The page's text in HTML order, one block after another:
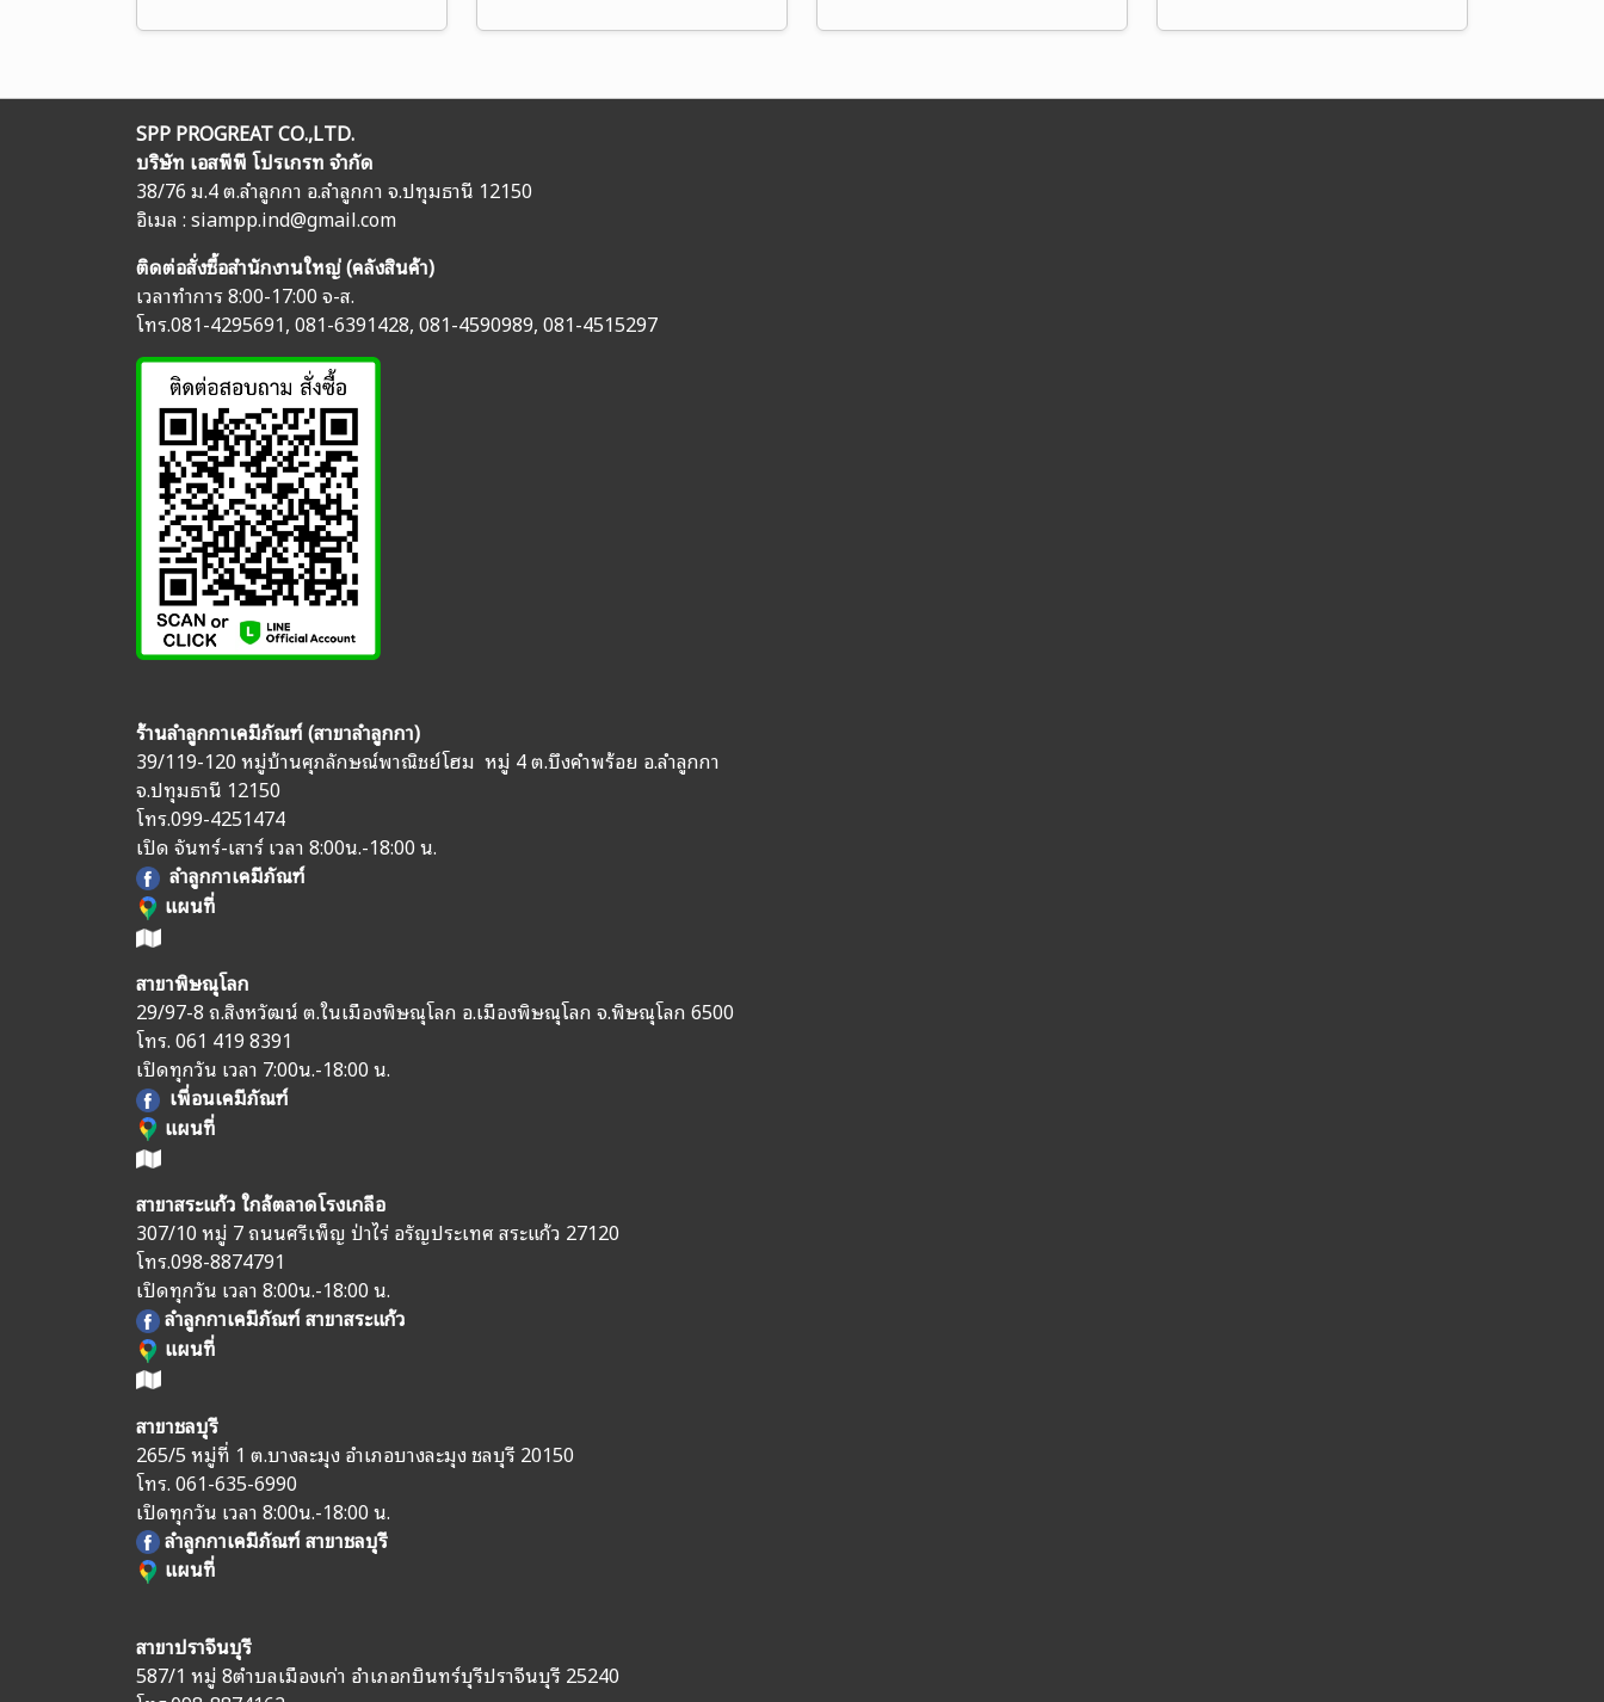
SPP PROGREAT CO.,LTD.
บริษัท เอสพีพี โปรเกรท จำกัด
38/76 ม.4 ต.ลำลูกกา อ.ลำลูกกา จ.ปทุมธานี 12150
อิเมล :siampp.ind@gmail.com
ติดต่อสั่งซื้อสำนักงานใหญ่ (คลังสินค้า)
เวลาทำการ 8:00-17:00 จ-ส.
โทร.081-4295691,081-6391428,081-4590989,081-4515297
ร้านลำลูกกาเคมีภัณฑ์ (สาขาลำลูกกา)
39/119-120 หมู่บ้านศุภลักษณ์พาณิชย์โฮม หมู่ 4 ต.บึงคำพร้อย อ.ลำลูกกา
จ.ปทุมธานี 12150
โทร.099-4251474
เปิด จันทร์-เสาร์ เวลา 8:00น.-18:00 น.
ลำลูกกาเคมีภัณฑ์
แผนที่
สาขาพิษณุโลก
29/97-8 ถ.สิงหวัฒน์ ต.ในเมืองพิษณุโลก อ.เมืองพิษณุโลก จ.พิษณุโลก 6500
โทร.061 419 8391
เปิดทุกวัน เวลา 7:00น.-18:00 น.
เพื่อนเคมีภัณฑ์
แผนที่
สาขาสระแก้ว ใกล้ตลาดโรงเกลือ
307/10 หมู่ 7 ถนนศรีเพ็ญ ป่าไร่ อรัญประเทศ สระแก้ว 27120
โทร.098-8874791
เปิดทุกวัน เวลา 8:00น.-18:00 น.
ลำลูกกาเคมีภัณฑ์ สาขาสระแก้ว
แผนที่
สาขาชลบุรี
265/5 หมู่ที่ 1 ต.บางละมุง อำเภอบางละมุง ชลบุรี 20150
โทร.061-635-6990
เปิดทุกวัน เวลา 8:00น.-18:00 น.
ลำลูกกาเคมีภัณฑ์ สาขาชลบุรี
แผนที่
สาขาปราจีนบุรี
587/1 หมู่ 8ตำบลเมืองเก่า อำเภอกบินทร์บุรีปราจีนบุรี 25240